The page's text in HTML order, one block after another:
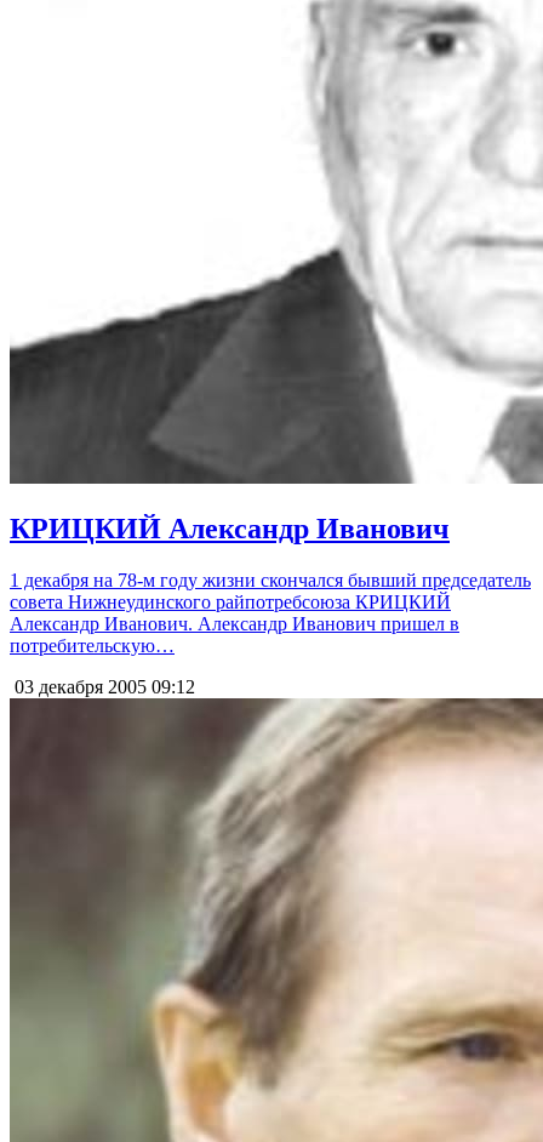
КРИЦКИЙ Александр Иванович
1 декабря на 78-м году жизни скончался бывший председатель
совета Нижнеудинского райпотребсоюза КРИЦКИЙ
Александр Иванович. Александр Иванович пришел в
потребительскую…
03 декабря 2005 09:12